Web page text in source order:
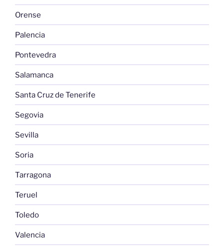
Orense
Palencia
Pontevedra
Salamanca
Santa Cruz de Tenerife
Segovia
Sevilla
Soria
Tarragona
Teruel
Toledo
Valencia